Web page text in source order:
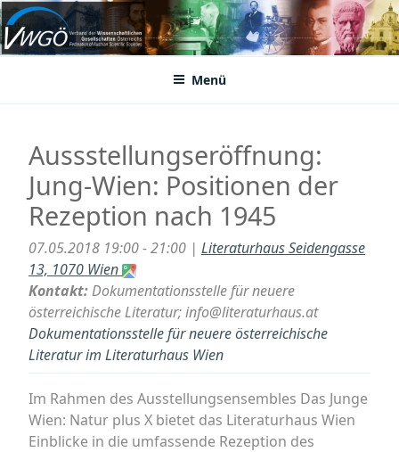
Zum
Inhalt
springenVWGÖ
Federation of Austrian Scientific Societies
Menü
Aussstellungseröffnung:
Jung-Wien: Positionen der
Rezeption nach 1945
07.05.2018 19:00 - 21:00 | Literaturhaus Seidengasse
13, 1070 Wien
Kontakt:Dokumentationsstelle für neuere
österreichische Literatur; info@literaturhaus.at
Dokumentationsstelle für neuere österreichische
Literatur im Literaturhaus Wien
Im Rahmen des Ausstellungsensembles Das Junge
Wien: Natur plus X bietet das Literaturhaus Wien
Einblicke in die umfassende Rezeption des